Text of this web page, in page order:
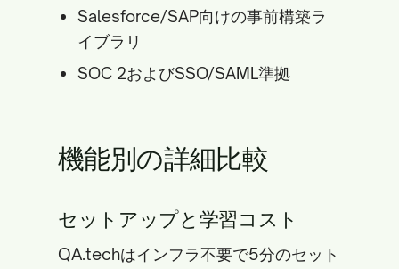
Salesforce/SAP向けの事前構築ラ
イブラリ
SOC 2およびSSO/SAML準拠
機能別の詳細比較
セットアップと学習コスト
QA.techはインフラ不要で5分のセット